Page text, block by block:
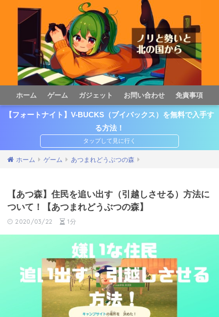
ホーム ゲーム ガジェット お問い合わせ 免責事項
【フォートナイト】V-BUCKS（ブイバックス）を無料で入手す
る方法！
ホーム ゲーム あつまれどうぶつの森
【あつ森】住民を追い出す（引越しさせる）方法に
ついて！【あつまれどうぶつの森】
2020/03/22 1分